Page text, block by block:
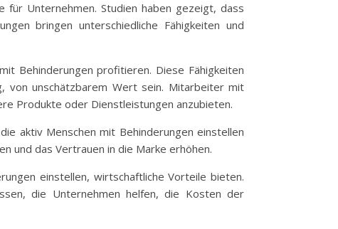
für Unternehmen. Studien haben gezeigt, dass
bringen unterschiedliche Fähigkeiten und
Behinderungen profitieren. Diese Fähigkeiten
von unschätzbarem Wert sein. Mitarbeiter mit
Produkte oder Dienstleistungen anzubieten.
aktiv Menschen mit Behinderungen einstellen
und das Vertrauen in die Marke erhöhen.
einstellen, wirtschaftliche Vorteile bieten.
die Unternehmen helfen, die Kosten der